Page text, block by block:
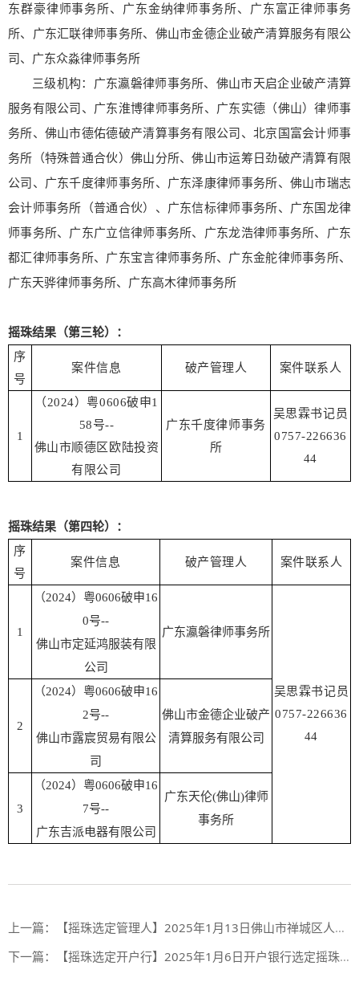
东群豪律师事务所、广东金纳律师事务所、广东富正律师事务
所、广东汇联律师事务所、佛山市金德企业破产清算服务有限公
司、广东众淼律师事务所
三级机构：广东瀛磐律师事务所、佛山市天启企业破产清算
服务有限公司、广东淮博律师事务所、广东实德（佛山）律师事
务所、佛山市德佑德破产清算事务有限公司、北京国富会计师事
务所（特殊普通合伙）佛山分所、佛山市运筹日劲破产清算有限
公司、广东千度律师事务所、广东泽康律师事务所、佛山市瑞志
会计师事务所（普通合伙）、广东信标律师事务所、广东国龙律
师事务所、广东广立信律师事务所、广东龙浩律师事务所、广东
都汇律师事务所、广东宝言律师事务所、广东金舵律师事务所、
广东天骅律师事务所、广东高木律师事务所
摇珠结果（第三轮）：
序
号
案件信息 破产管理人 案件联系人
1
（2024）粤0606破申1
58号--
佛山市顺德区欧陆投资
有限公司
广东千度律师事务
所
吴思霖书记员
0757-226636
44
摇珠结果（第四轮）：
序
号
案件信息 破产管理人 案件联系人
1
（2024）粤0606破申16
0号--
佛山市定延鸿服装有限
公司
广东瀛磐律师事务所
吴思霖书记员
0757-226636
44
2
（2024）粤0606破申16
2号--
佛山市露宸贸易有限公
司
佛山市金德企业破产
清算服务有限公司
3
（2024）粤0606破申16
7号--
广东吉派电器有限公司
广东天伦(佛山)律师
事务所
上一篇：
【摇珠选定管理人】2025年1月13日佛山市禅城区人民法院摇珠选定管理人结果
下一篇：
【摇珠选定开户行】2025年1月6日开户银行选定摇珠结果（第一期合作银行第100期，第二期合作银行第47期）